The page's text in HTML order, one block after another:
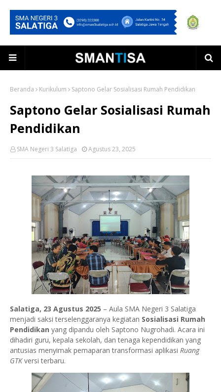
Beranda Kurikulum Saptono Gelar Sosialisasi Rumah Pendidikan
Saptono Gelar Sosialisasi Rumah
Pendidikan
SMA Negeri 3 Salatiga Agustus 23, 2025
Salatiga, 23 Agustus 2025 – Aula SMA Negeri 3 Salatiga
menjadi saksi terselenggaranya kegiatan Sosialisasi Rumah
Pendidikan yang dipandu oleh Saptono Nugrohadi. Acara ini
dihadiri guru, kepala sekolah, dan tenaga kependidikan yang
antusias menyimak pemaparan transformasi aplikasi Ruang
GTKversi terbaru.